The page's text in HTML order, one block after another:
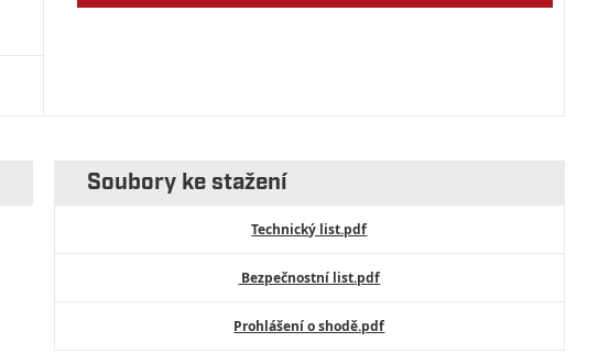
Soubory ke stažení
Technický list.pdf
Bezpečnostní list.pdf
Prohlášení o shodě.pdf